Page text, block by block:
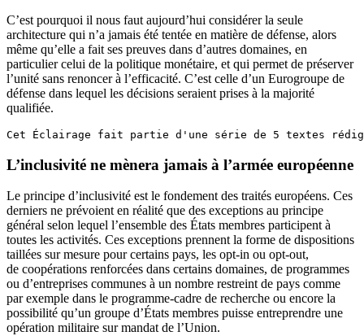
C’est pourquoi il nous faut aujourd’hui considérer la seule
architecture qui n’a jamais été tentée en matière de défense, alors
même qu’elle a fait ses preuves dans d’autres domaines, en
particulier celui de la politique monétaire, et qui permet de préserver
l’unité sans renoncer à l’efficacité. C’est celle d’un Eurogroupe de
défense dans lequel les décisions seraient prises à la majorité
qualifiée.
Cet Éclairage fait partie d'une série de 5 textes
L’inclusivité ne mènera jamais à l’armée européenne
Le principe d’inclusivité est le fondement des traités européens. Ces
derniers ne prévoient en réalité que des exceptions au principe
général selon lequel l’ensemble des États membres participent à
toutes les activités. Ces exceptions prennent la forme de dispositions
taillées sur mesure pour certains pays, les opt-in ou opt-out,
de coopérations renforcées dans certains domaines, de programmes
ou d’entreprises communes à un nombre restreint de pays comme
par exemple dans le programme-cadre de recherche ou encore la
possibilité qu’un groupe d’États membres puisse entreprendre une
opération militaire sur mandat de l’Union.